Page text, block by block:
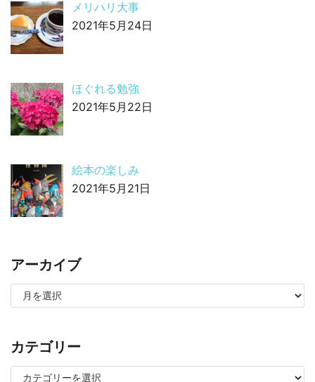
メリハリ大事
2021年5月24日
ほぐれる勉強
2021年5月22日
絵本の楽しみ
2021年5月21日
アーカイブ
カテゴリー